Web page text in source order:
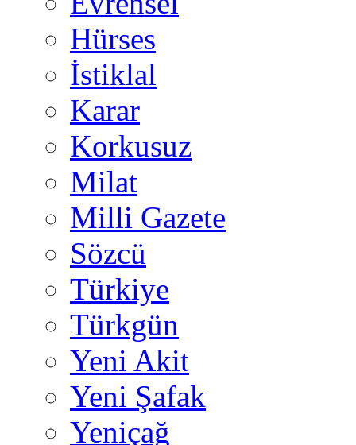
Hürses
İstiklal
Karar
Korkusuz
Milat
Milli Gazete
Sözcü
Türkiye
Türkgün
Yeni Akit
Yeni Şafak
Yeniçağ